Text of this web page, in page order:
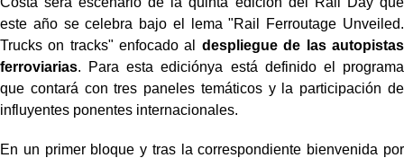
este año se celebra bajo el lema "Rail Ferroutage Unveiled.
Trucks on tracks" enfocado al despliegue de las autopistas
ferroviarias. Para esta ediciónya está definido el programa
que contará con tres paneles temáticos y la participación de
influyentes ponentes internacionales.
En un primer bloque y tras la correspondiente bienvenida por